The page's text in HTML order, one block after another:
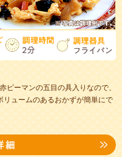
ピーマンの五目の具入りなので、
リュームのあるおかずが簡単にで